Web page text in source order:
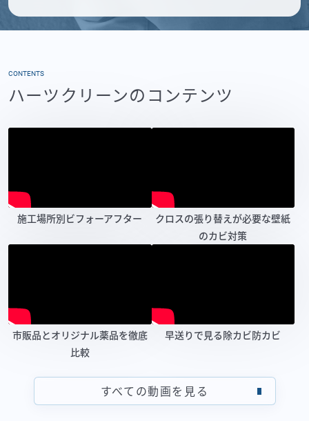
CONTENTS
ハーツクリーンのコンテンツ
施工場所別ビフォーアフター
クロスの張り替えが必要な壁紙
のカビ対策
市販品とオリジナル薬品を徹底
比較
早送りで見る除カビ防カビ
すべての動画を見る